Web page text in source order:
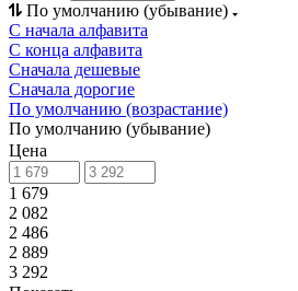
По умолчанию (убывание)
С начала алфавита
С конца алфавита
Сначала дешевые
Сначала дорогие
По умолчанию (возрастание)
По умолчанию (убывание)
Цена
1 679
2 082
2 486
2 889
3 292